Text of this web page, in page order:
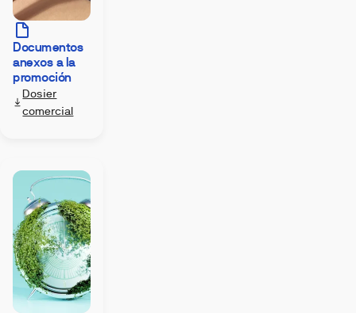
Documentos
anexos a la
promoción
Dosier
comercial